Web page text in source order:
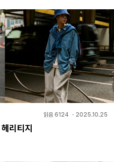
읽음 6124 ・ 2025.10.25
리티지